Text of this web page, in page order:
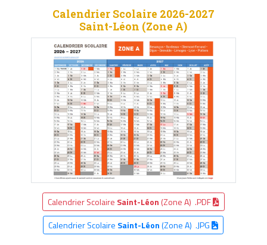
Calendrier Scolaire 2026-2027
Saint-Léon (Zone A)
Calendrier Scolaire Saint-Léon (Zone A) .PDF
Calendrier Scolaire Saint-Léon(Zone A) .JPG